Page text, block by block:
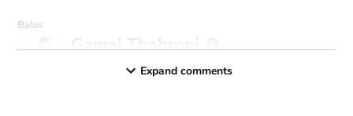
Balas
Gamal Thabroni
25-12-2022 at 20:45Expand comments